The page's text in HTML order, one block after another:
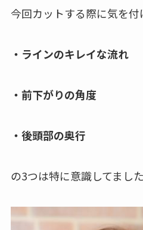
今回カットする際に気を付
・ラインのキレイな流れ
・前下がりの角度
・後頭部の奥行
の3つは特に意識してました